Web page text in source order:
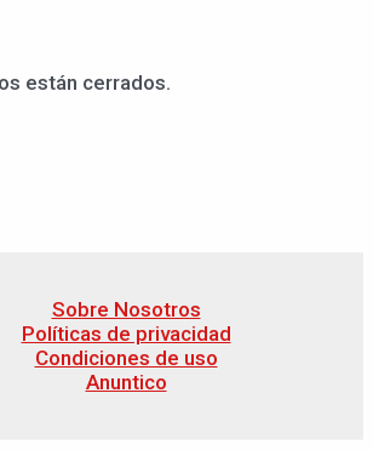
están cerrados.
Sobre Nosotros
Políticas de privacidad
Condiciones de uso
Anuntico